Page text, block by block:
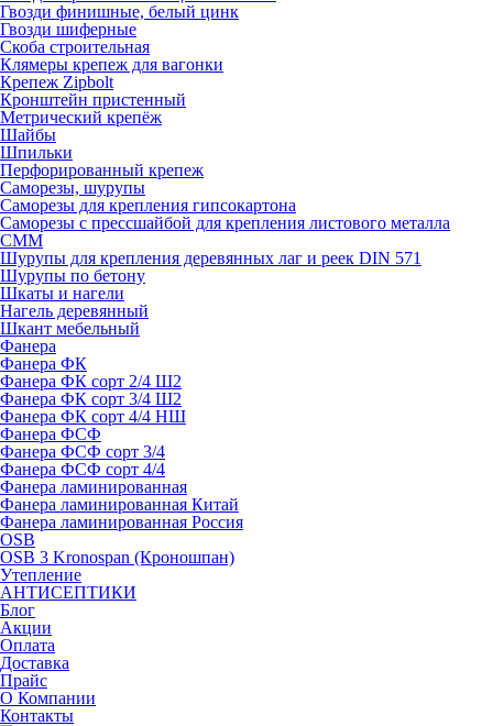
Гвозди финишные, белый цинк
Гвозди шиферные
Скоба строительная
Клямеры крепеж для вагонки
Крепеж Zipbolt
Кронштейн пристенный
Метрический крепёж
Шайбы
Шпильки
Перфорированный крепеж
Саморезы, шурупы
Саморезы для крепления гипсокартона
Саморезы с прессшайбой для крепления листового металла
СММ
Шурупы для крепления деревянных лаг и реек DIN 571
Шурупы по бетону
Шкаты и нагели
Нагель деревянный
Шкант мебельный
Фанера
Фанера ФК
Фанера ФК сорт 2/4 Ш2
Фанера ФК сорт 3/4 Ш2
Фанера ФК сорт 4/4 НШ
Фанера ФСФ
Фанера ФСФ сорт 3/4
Фанера ФСФ сорт 4/4
Фанера ламинированная
Фанера ламинированная Китай
Фанера ламинированная Россия
OSB
OSB 3 Kronospan (Кроношпан)
Утепление
АНТИСЕПТИКИ
Блог
Акции
Оплата
Доставка
Прайс
О Компании
Контакты